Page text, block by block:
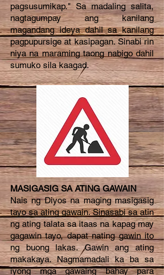
pagsusumikap." Sa madaling salita,
nagtagumpay ang kanilang
magandang ideya dahil sa kanilang
pagpupursige at kasipagan. Sinabi rin
niya na maraming taong nabigo dahil
sumuko sila kaagad.
MASIGASIG SA ATING GAWAIN
Nais ng Diyos na maging masigasig
tayo sa ating gawain. Sinasabi sa atin
ng ating talata sa itaas na kapag may
gagawin tayo, dapat nating gawin ito
ng buong lakas. Gawin ang ating
makakaya. Nagmamadali ka ba sa
iyong mga gawaing bahay para